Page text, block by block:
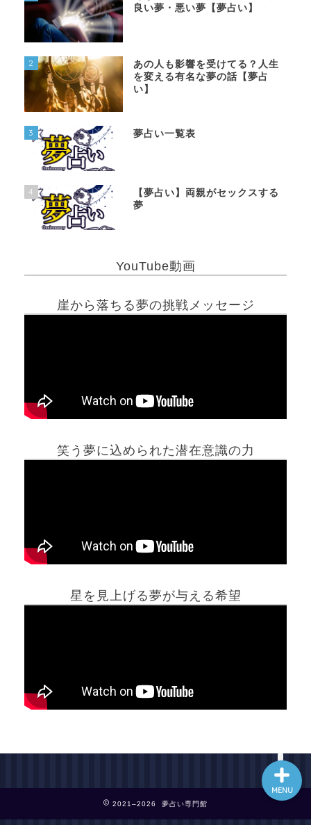
良い夢・悪い夢【夢占い】
2
あの人も影響を受けてる？人生
を変える有名な夢の話【夢占
い】
3 夢占い一覧表
4
【夢占い】両親がセックスする
夢
YouTube動画
崖から落ちる夢の挑戦メッセージ
笑う夢に込められた潜在意識の力
星を見上げる夢が与える希望
2021–2026 夢占い専門館
MENU
ホーム
最新記事動画